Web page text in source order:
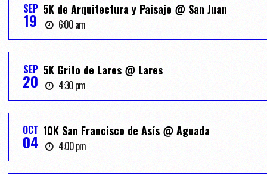
SEP
19
5K de Arquitectura y Paisaje @ San Juan
6:00 am
SEP
20
5K Grito de Lares @ Lares
4:30 pm
OCT
04
10K San Francisco de Asís @ Aguada
4:00 pm